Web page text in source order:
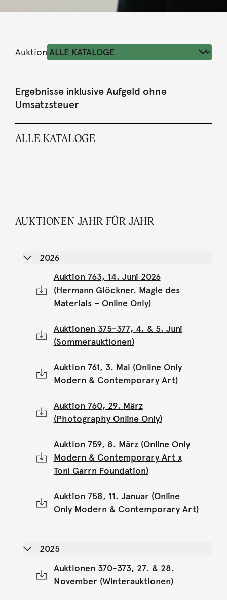
Auktion
Ergebnisse inklusive Aufgeld ohne
Umsatzsteuer
ALLE KATALOGE
AUKTIONEN JAHR FÜR JAHR
2026
Auktion 763, 14. Juni 2026
(Hermann Glöckner. Magie des
Materials – Online Only)
Auktionen 375-377, 4. & 5. Juni
(Sommerauktionen)
Auktion 761, 3. Mai (Online Only
Modern & Contemporary Art)
Auktion 760, 29. März
(Photography Online Only)
Auktion 759, 8. März (Online Only
Modern & Contemporary Art x
Toni Garrn Foundation)
Auktion 758, 11. Januar (Online
Only Modern & Contemporary Art)
2025
Auktionen 370-373, 27. & 28.
November (Winterauktionen)